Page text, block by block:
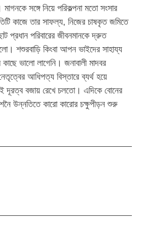
সঙ্গে নিয়ে পরিকল্পনা মতো সংসার
কাজে তার সাফল্য, নিজের চাষকৃত জমিতে
পরিবারের জীবনমানকে দ্রুত
শশুরবাড়ি কিংবা আপন ভাইদের সাহায্য
ভালো লাগেনি। জনাবালী মাদবর
আধিপত্য বিস্তারে ব্যর্থ হয়ে
দূরত্ব বজায় রেখে চলতো। এদিকে বোনের
উন্নতিতে কারো কারোর চক্ষুপীড়ন শুরু